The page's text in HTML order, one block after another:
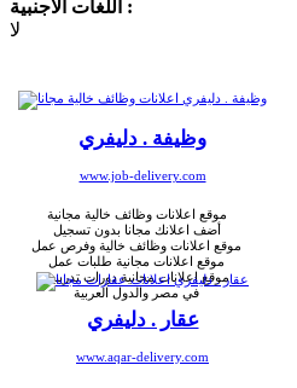
اللغات الأجنبية :
لا
وظيفة . دليفري
www.job-delivery.com
موقع اعلانات وظائف خالية مجانية
أضف اعلانك مجانا بدون تسجيل
موقع اعلانات وظائف خالية وفرص عمل
موقع اعلانات مجانية طلبات عمل
موقع اعلانات مجانية دورات تدريبية
في مصر والدول العربية
عقار . دليفري
www.aqar-delivery.com